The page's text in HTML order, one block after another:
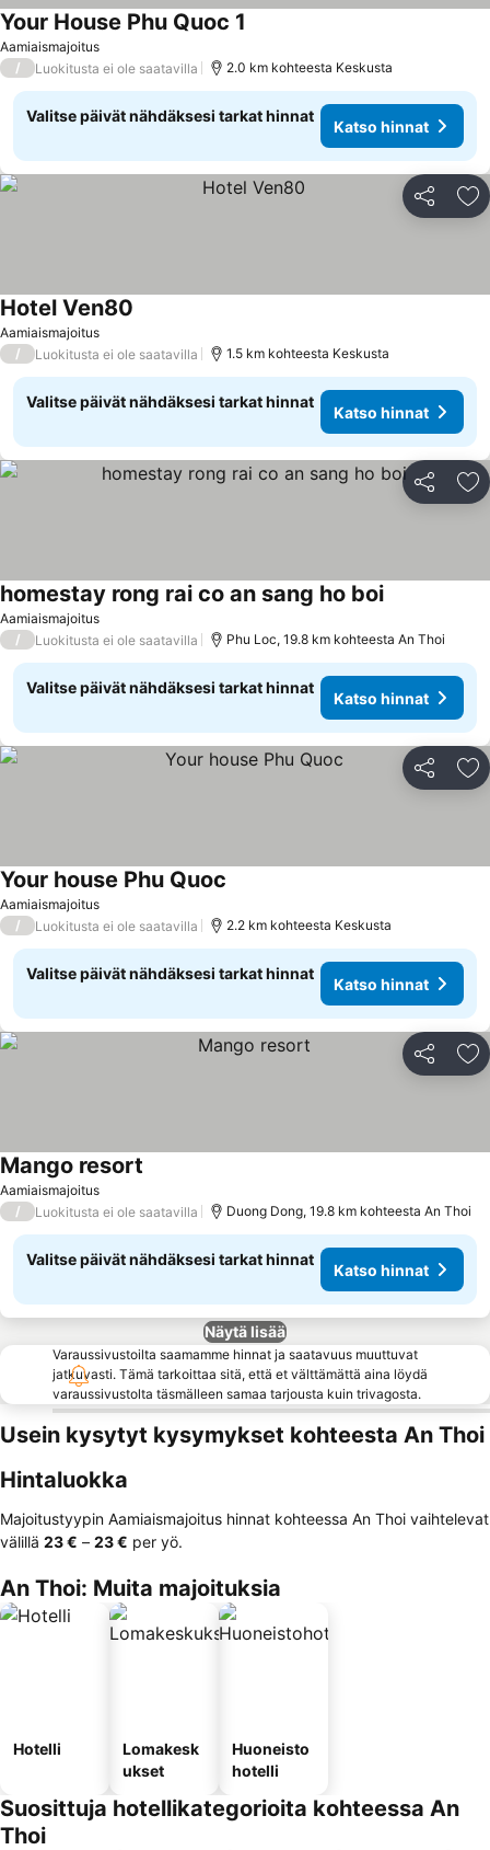
Aamiaismajoitus
Your House Phu Quoc 1
/ Luokitusta ei ole saatavilla 2.0 km kohteesta Keskusta
Valitse päivät nähdäksesi tarkat hinnat
Katso hinnat
Jaa
Aamiaismajoitus
Hotel Ven80
/ Luokitusta ei ole saatavilla 1.5 km kohteesta Keskusta
Valitse päivät nähdäksesi tarkat hinnat
Katso hinnat
Jaa
Aamiaismajoitus
homestay rong rai co an sang ho boi
/ Luokitusta ei ole saatavilla Phu Loc, 19.8 km kohteesta An Thoi
Valitse päivät nähdäksesi tarkat hinnat
Katso hinnat
Jaa
Aamiaismajoitus
Your house Phu Quoc
/ Luokitusta ei ole saatavilla 2.2 km kohteesta Keskusta
Valitse päivät nähdäksesi tarkat hinnat
Katso hinnat
Jaa
Aamiaismajoitus
Mango resort
/ Luokitusta ei ole saatavilla Duong Dong, 19.8 km kohteesta An Thoi
Valitse päivät nähdäksesi tarkat hinnat
Katso hinnat
Näytä lisää
Varaussivustoilta saamamme hinnat ja saatavuus muuttuvat
jatkuvasti. Tämä tarkoittaa sitä, että et välttämättä aina löydä
varaussivustolta täsmälleen samaa tarjousta kuin trivagosta.
Usein kysytyt kysymykset kohteesta An Thoi
Hintaluokka
Majoitustyypin Aamiaismajoitus hinnat kohteessa An Thoi vaihtelevat
välillä ‎23 € – ‎23 € per yö.
An Thoi: Muita majoituksia
Hotelli
Lomakesk
ukset
Huoneisto
hotelli
Suosittuja hotellikategorioita kohteessa An
Thoi